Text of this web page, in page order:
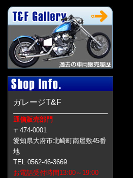
ガレージT&F
通信販売部門
〒474-0001
愛知県大府市北崎町南屋敷45番
地
TEL 0562-46-3669
お電話受付時間13:00～19:00